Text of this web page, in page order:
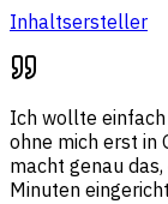
Inhaltsersteller
Ich wollte
ohne mich erst in
macht genau
Minuten